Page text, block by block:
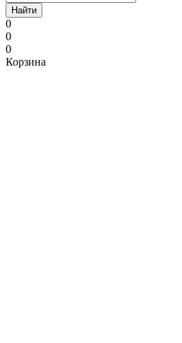
Найти
0
0
0
Корзина